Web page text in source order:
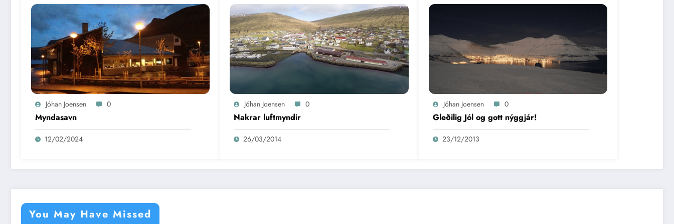
Jóhan Joensen 0
Myndasavn
12/02/2024
Jóhan Joensen 0
Nakrar luftmyndir
26/03/2014
Jóhan Joensen 0
Gleðilig Jól og gott nýggjár!
23/12/2013
You May Have Missed